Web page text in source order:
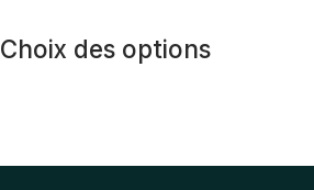
Choix des optionsproduit